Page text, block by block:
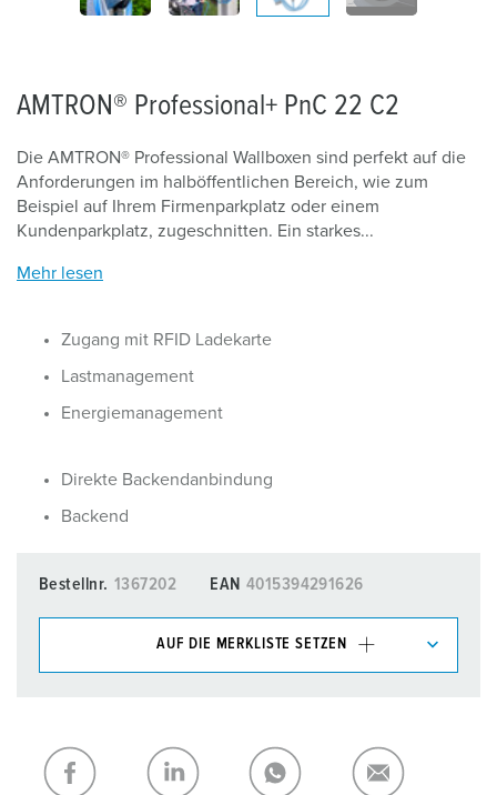
AMTRON® Professional+ PnC 22 C2
Die AMTRON® Professional Wallboxen sind perfekt auf die
Anforderungen im halböffentlichen Bereich, wie zum
Beispiel auf Ihrem Firmenparkplatz oder einem
Kundenparkplatz, zugeschnitten. Ein starkes...
Mehr lesen
Zugang mit RFID Ladekarte
Lastmanagement
Energiemanagement
Direkte Backendanbindung
Backend
Bestellnr. 1367202 EAN 4015394291626
AUF DIE MERKLISTE SETZEN
Meine Liste (0) HINZUFÜGEN